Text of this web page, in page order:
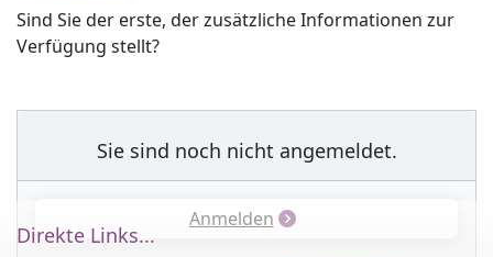
Sind Sie der erste, der zusätzliche Informationen zur
Verfügung stellt?
Sie sind noch nicht angemeldet.
Anmelden
Direkte Links...